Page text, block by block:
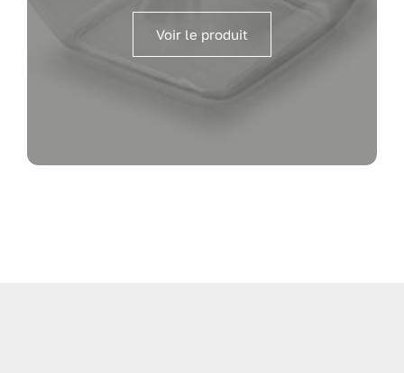
Voir le produit